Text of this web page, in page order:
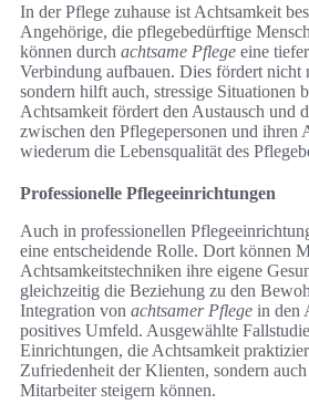
In der Pflege zuhause ist Achtsamkeit
Angehörige, die pflegebedürftige
können durch achtsame Pflege eine
Verbindung aufbauen. Dies fördert nicht
sondern hilft auch, stressige Situationen
Achtsamkeit fördert den Austausch und
zwischen den Pflegepersonen und ihren
wiederum die Lebensqualität des
Professionelle Pflegeeinrichtungen
Auch in professionellen
eine entscheidende Rolle. Dort können
Achtsamkeitstechniken ihre eigene
gleichzeitig die Beziehung zu den
Integration von achtsamer Pflege in den
positives Umfeld. Ausgewählte
Einrichtungen, die Achtsamkeit
Zufriedenheit der Klienten, sondern
Mitarbeiter steigern können.